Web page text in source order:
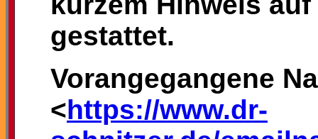
gestattet.
Vorangegangene
<https://www.dr-